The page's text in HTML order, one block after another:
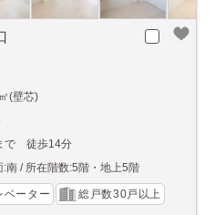
(壁芯)
で 徒歩14分
:南 所在階数:5階・地上5階
ベーター
総戸数30戸以上